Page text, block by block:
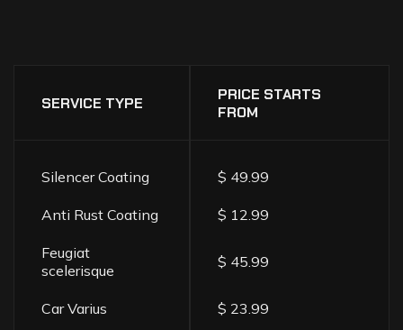
LIST
SERVICE TYPE
PRICE STARTS
FROM
Silencer Coating $ 49.99
Anti Rust Coating $ 12.99
Feugiat
scelerisque
$ 45.99
Car Varius $ 23.99